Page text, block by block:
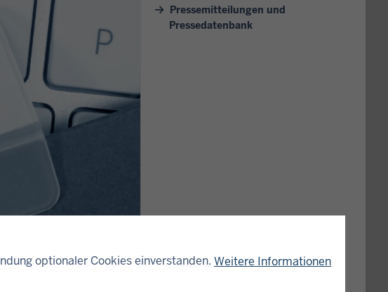
optionaler Cookies einverstanden. Weitere Informationen
Pressemitteilungen und
Pressedatenbank